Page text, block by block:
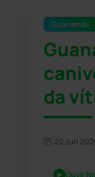
Guanambi
da
22 Jun
Ouvir